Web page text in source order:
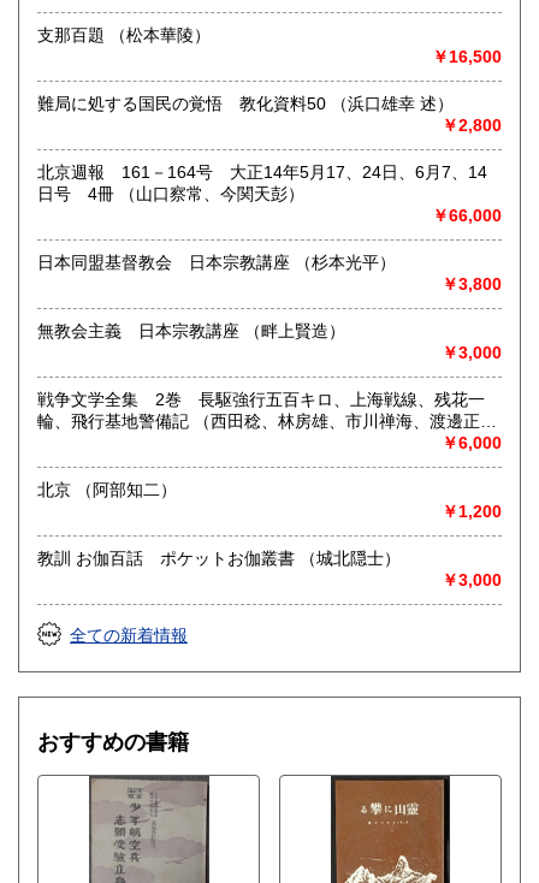
書籍の買取について
古い本を買取いたします。和本から明治・大正・昭和初期の
衆小説、美術書、宗教書、児童書、雑誌、写真や資料・地図
などの紙もの等は大歓迎。しっかりと査定させていただきま
取り扱い分野
美術工芸、国語国文、外国文学、趣味、古書一般（その他）
支那百題 （松本華陵）
￥16,500
難局に処する国民の覚悟 教化資料50 （浜口雄幸 述）
￥2,800
北京週報 161－164号 大正14年5月17、24日、6月7、14
日号 4冊 （山口察常、今関天彭）
￥66,000
日本同盟基督教会 日本宗教講座 （杉本光平）
￥3,800
無教会主義 日本宗教講座 （畔上賢造）
￥3,000
戦争文学全集 2巻 長駆強行五百キロ、上海戦線、残花一
輪、飛行基地警備記 （西田稔、林房雄、市川禅海、渡邊正
￥6,000
北京 （阿部知二）
￥1,200
教訓 お伽百話 ポケットお伽叢書 （城北隠士）
￥3,000
全ての新着情報
おすすめの書籍